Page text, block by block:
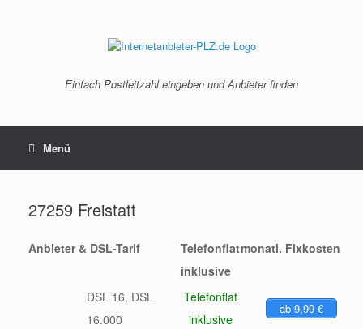
Einfach Postleitzahl eingeben und Anbieter finden
Menü
27259 Freistatt
Anbieter & DSL-Tarif
Telefonflat
inklusive
monatl. Fixkosten
DSL 16, DSL
16.000
Telefonflat
inklusive
ab 9,99 €